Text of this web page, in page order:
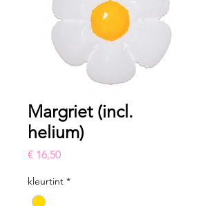
Margriet (incl.
helium)
€ 16,50Prijs
kleurtint *